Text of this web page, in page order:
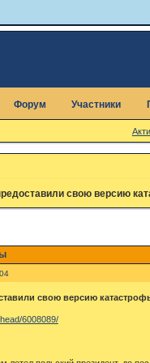
Форум Участники
свою версию
свою версию
6008089/